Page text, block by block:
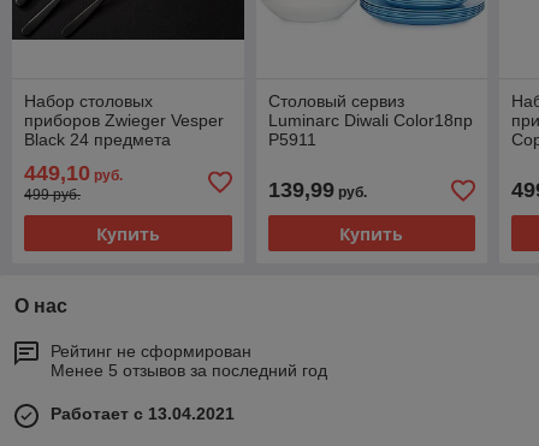
Набор столовых
приборов Zwieger Vesper
Black 24 предмета
449,10 руб.
499 руб.
Купить
Столовый сервиз
Luminarc Diwali Color18пр
P5911
139,99руб.
Купить
О нас
Рейтинг не сформирован
Менее 5 отзывов за последний год
Работает с 13.04.2021